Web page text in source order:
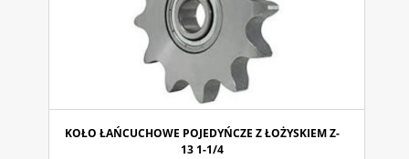
KOŁO ŁAŃCUCHOWE POJEDYŃCZE Z ŁOŻYSKIEM Z-
13 1-1/4